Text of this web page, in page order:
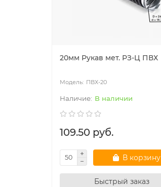
20мм Рукав мет. РЗ-Ц ПВХ
ПВХ-20
В наличии
109.50 руб.
В корзину
Быстрый заказ